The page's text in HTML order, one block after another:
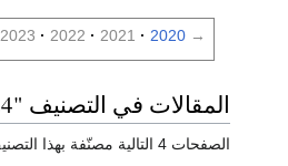
→
2020
2021
2022
2023
المقالات في التصنيف "2024 في بنگلادش"
الصفحات 4 التالية مصنّفة بهذا التصنيف، من إجمالي 4.